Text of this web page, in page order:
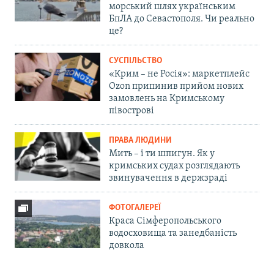
морський шлях українським
БпЛА до Севастополя. Чи реально
це?
СУСПІЛЬСТВО
«Крим – не Росія»: маркетплейс
Ozon припинив прийом нових
замовлень на Кримському
півострові
ПРАВА ЛЮДИНИ
Мить – і ти шпигун. Як у
кримських судах розглядають
звинувачення в держзраді
ФОТОГАЛЕРЕЇ
Краса Сімферопольського
водосховища та занедбаність
довкола